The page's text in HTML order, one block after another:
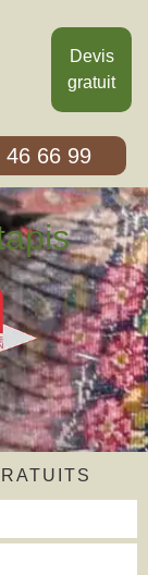
Devis
gratuit
46 66 99